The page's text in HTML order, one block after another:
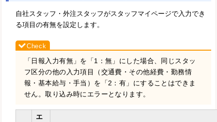
自社スタッフ・外注スタッフがスタッフマイページで入力でき
る項目の有無を設定します。
「日報入力有無」を「1：無」にした場合、同じスタッ
フ区分の他の入力項目（交通費・その他経費・勤務情
報・基本給与・手当）を「2：有」にすることはできま
せん。取り込み時にエラーとなります。
エ